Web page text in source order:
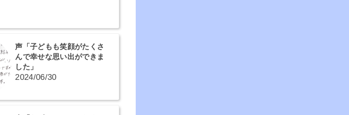
声「子どもも笑顔がたくさ
んで幸せな思い出ができま
した」
2024/06/30